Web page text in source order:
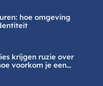
hoe omgeving
krijgen ruzie over
voorkom je een